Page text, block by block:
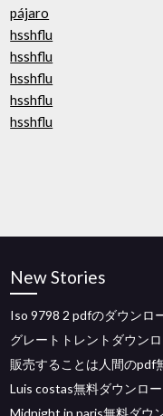
pájaro
hsshflu
hsshflu
hsshflu
hsshflu
hsshflu
New Stories
Iso 9798 2 pdfのダウンロ
グレートトレントダウン
販売することは人間のpdf
Luis costas無料ダウンロ
Midnight in paris無料ダウ